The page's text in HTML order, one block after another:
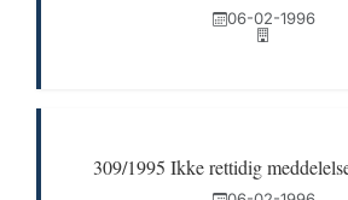
06-02-1996
309/1995 Ikke rettidig